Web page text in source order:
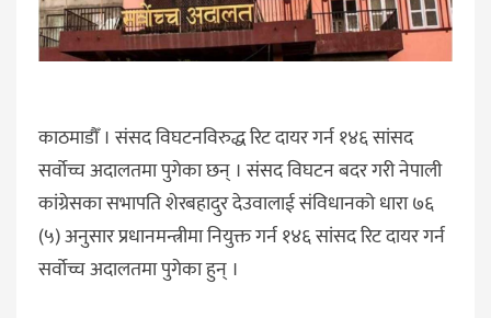
काठमाडौँ । संसद विघटनविरुद्ध रिट दायर गर्न १४६ सांसद
सर्वोच्च अदालतमा पुगेका छन् । संसद विघटन बदर गरी नेपाली
कांग्रेसका सभापति शेरबहादुर देउवालाई संविधानको धारा ७६
(५) अनुसार प्रधानमन्त्रीमा नियुक्त गर्न १४६ सांसद रिट दायर गर्न
सर्वोच्च अदालतमा पुगेका हुन् ।